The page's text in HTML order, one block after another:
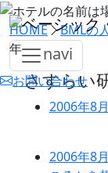
navi
お問い合わせ
HOME BMLの
年
さすらい
2006年8
2006年8